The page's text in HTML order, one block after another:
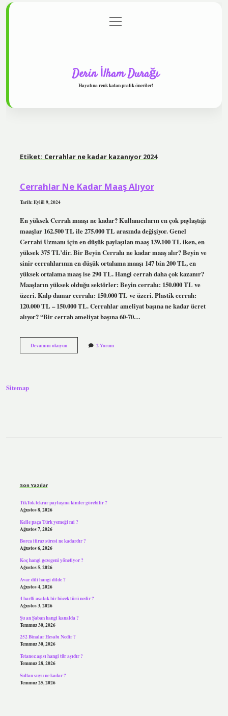
Gizlilik Politikası
menüyü
aç
Derin İlham Durağı
Hayatına renk katan pratik öneriler!
Etiket: Cerrahlar ne kadar kazanıyor 2024
Cerrahlar Ne Kadar Maaş Alıyor
Tarih: Eylül 9, 2024
En yüksek Cerrah maaşı ne kadar? Kullanıcıların en çok paylaştığı
maaşlar 162.500 TL ile 275.000 TL arasında değişiyor. Genel
Cerrahi Uzmanı için en düşük paylaşılan maaş 139.100 TL iken, en
yüksek 375 TL’dir. Bir Beyin Cerrahı ne kadar maaş alır? Beyin ve
sinir cerrahlarının en düşük ortalama maaşı 147 bin 200 TL, en
yüksek ortalama maaş ise 290 TL. Hangi cerrah daha çok kazanır?
Maaşların yüksek olduğu sektörler: Beyin cerrahı: 150.000 TL ve
üzeri. Kalp damar cerrahı: 150.000 TL ve üzeri. Plastik cerrah:
120.000 TL – 150.000 TL. Cerrahlar ameliyat başına ne kadar ücret
alıyor? “Bir cerrah ameliyat başına 60-70…
Devamını okuyunCerrahlar
Ne
2 Yorum
Sitemap
Son Yazılar
TikTok tekrar paylaşma kimler görebilir ?
Ağustos 8, 2026
Kelle paça Türk yemeği mi ?
Ağustos 7, 2026
Borca itiraz süresi ne kadardır ?
Ağustos 6, 2026
Koç hangi gezegeni yönetiyor ?
Ağustos 5, 2026
Avar dili hangi dilde ?
Ağustos 4, 2026
4 harfli asalak bir böcek türü nedir ?
Ağustos 3, 2026
Şu an Şaban hangi kanalda ?
Temmuz 30, 2026
252 Binalar Hesabı Nedir ?
Temmuz 30, 2026
Tetanoz aşısı hangi tür aşıdır ?
Temmuz 28, 2026
Sultan suyu ne kadar ?
Temmuz 25, 2026